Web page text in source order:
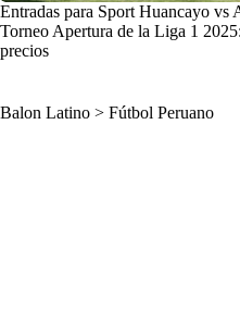
Entradas para Sport Huancayo vs
Torneo Apertura de la Liga 1
precios
Balon Latino > Fútbol Peruano